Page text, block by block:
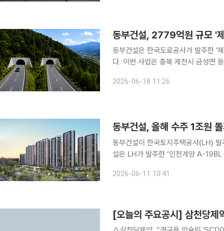
동부건설, 2779억원 규모 '
동부건설은 한국도로공사가 발주한 '
다. 이번 사업은 충북 제천시 금성면 동막리에서 자작동까지 총연장 6.3㎞ 구간에 왕복 4차로 고
동부건설은 70% 지분을 보유한 주관
2026-06-18 11:26
동부건설, 올해 수주 1조원
동부건설이 한국토지주택공사(LH) 발주
설은 LH가 발주한 ‘인천계양 A-19BL
다. 대지면적 2만1121㎡, 연면적 5
2026-06-11 10:41
[오늘의 주요공시] 삼천당제